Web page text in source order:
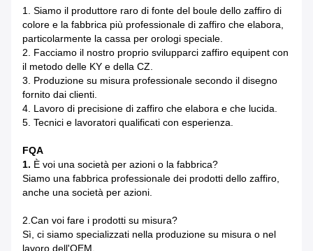
1. Siamo il produttore raro di fonte del boule dello zaffiro di
colore e la fabbrica più professionale di zaffiro che elabora,
particolarmente la cassa per orologi speciale.
2. Facciamo il nostro proprio svilupparci zaffiro equipent con
il metodo delle KY e della CZ.
3. Produzione su misura professionale secondo il disegno
fornito dai clienti.
4. Lavoro di precisione di zaffiro che elabora e che lucida.
5. Tecnici e lavoratori qualificati con esperienza.
FQA
1. È voi una società per azioni o la fabbrica?
Siamo una fabbrica professionale dei prodotti dello zaffiro,
anche una società per azioni.
2.Can voi fare i prodotti su misura?
Sì, ci siamo specializzati nella produzione su misura o nel
lavoro dell'OEM.